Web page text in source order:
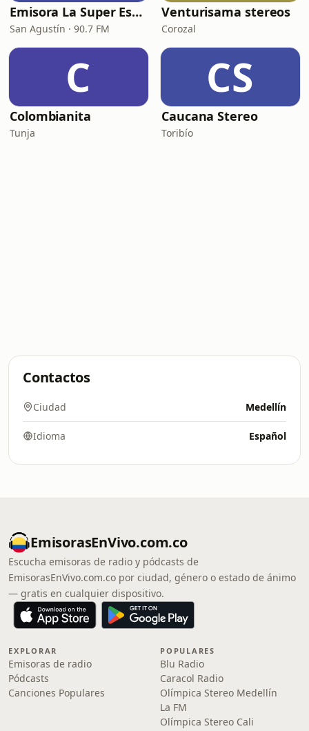
Emisora La Super Estereo
San Agustín · 90.7 FM
Venturisama stereos
Corozal
C
Colombianita
Tunja
CS
Caucana Stereo
Toribío
Contactos
Ciudad Medellín
Idioma Español
EmisorasEnVivo.com.co
Escucha emisoras de radio y pódcasts de
EmisorasEnVivo.com.co por ciudad, género o estado de ánimo
— gratis en cualquier dispositivo.
EXPLORAR
Emisoras de radio
Pódcasts
Canciones Populares
POPULARES
Blu Radio
Caracol Radio
Olímpica Stereo Medellín
La FM
Olímpica Stereo Cali